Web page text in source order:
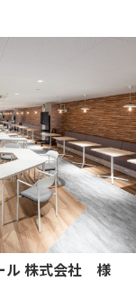
ル 株式会社 様